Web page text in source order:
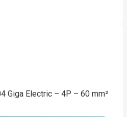
Giga Electric – 4P – 60 mm²